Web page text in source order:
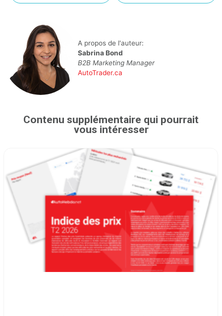
A propos de l'auteur:
Sabrina Bond
B2B Marketing Manager
AutoTrader.ca
Contenu supplémentaire qui pourrait
vous intéresser